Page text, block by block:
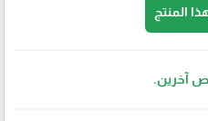
المنتج
آخرين.